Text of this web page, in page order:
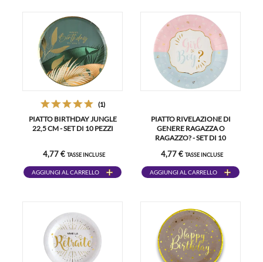
(1)
PIATTO BIRTHDAY JUNGLE
22,5 CM - SET DI 10 PEZZI
4,77 € TASSE INCLUSE
AGGIUNGI AL CARRELLO
PIATTO RIVELAZIONE DI
GENERE RAGAZZA O
RAGAZZO? - SET DI 10
4,77 € TASSE INCLUSE
AGGIUNGI AL CARRELLO